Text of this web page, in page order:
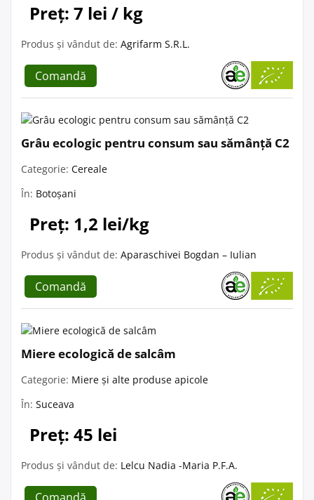
Preț: 7 lei / kg
Produs și vândut de: Agrifarm S.R.L.
Comandă
Grâu ecologic pentru consum sau sămânță C2
Categorie: Cereale
În: Botoșani
Preț: 1,2 lei/kg
Produs și vândut de: Aparaschivei Bogdan – Iulian
Comandă
Miere ecologică de salcâm
Categorie: Miere și alte produse apicole
În: Suceava
Preț: 45 lei
Produs și vândut de: Lelcu Nadia -Maria P.F.A.
Comandă